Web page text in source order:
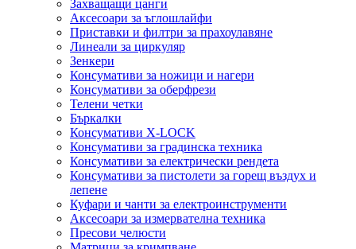
Захващащи цанги
Аксесоари за ъглошлайфи
Приставки и филтри за прахоулавяне
Линеали за циркуляр
Зенкери
Консумативи за ножици и нагери
Консумативи за оберфрези
Телени четки
Бъркалки
Консумативи X-LOCK
Консумативи за градинска техника
Консумативи за електрически рендета
Консумативи за пистолети за горещ въздух и
лепене
Куфари и чанти за електроинструменти
Аксесоари за измервателна техника
Пресови челюсти